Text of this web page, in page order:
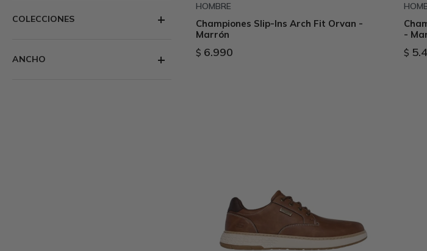
HOMBRE
Championes Slip-Ins Arch Fit Orvan -
Marrón
$ 6.990
-
$
COLECCIONES
ANCHO